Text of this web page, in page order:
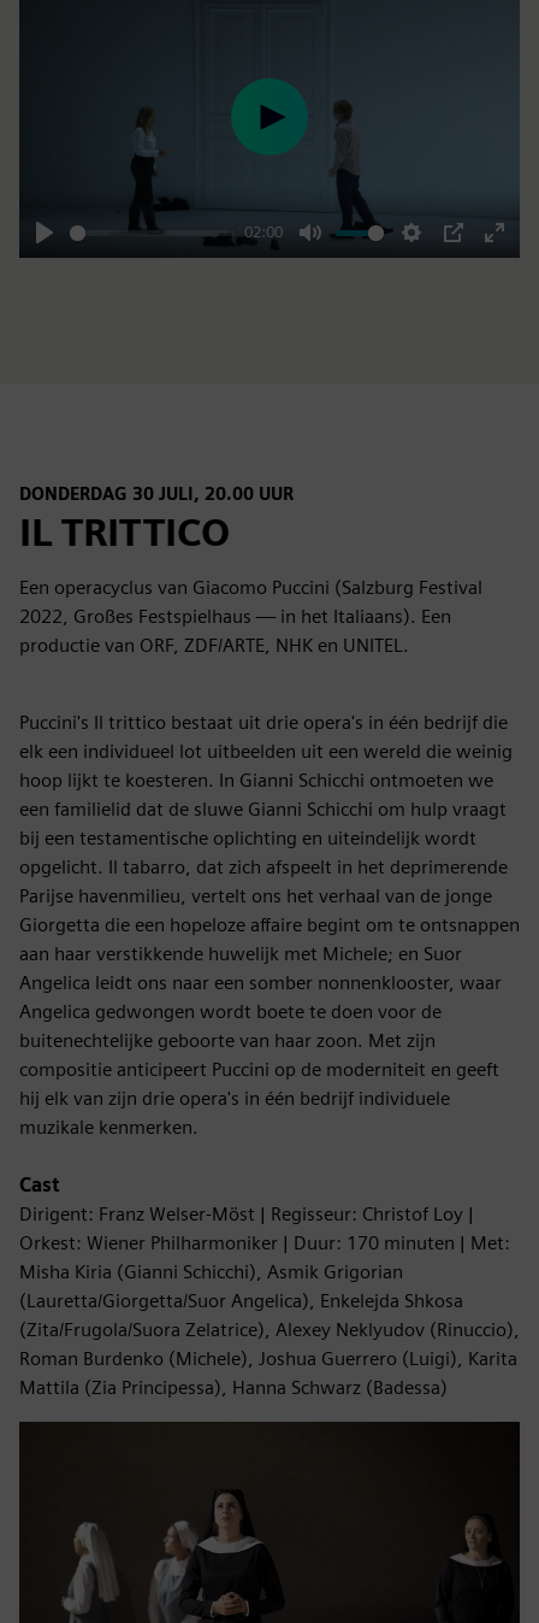
Play
02:00
Mute Settings
PIP
Enter
Play
DONDERDAG 30 JULI, 20.00 UUR
IL TRITTICO
Een operacyclus van Giacomo Puccini (Salzburg Festival
2022, Großes Festspielhaus — in het Italiaans). Een
productie van ORF, ZDF/ARTE, NHK en UNITEL.
Puccini's Il trittico bestaat uit drie opera's in één bedrijf die
elk een individueel lot uitbeelden uit een wereld die weinig
hoop lijkt te koesteren. In Gianni Schicchi ontmoeten we
een familielid dat de sluwe Gianni Schicchi om hulp vraagt
bij een testamentische oplichting en uiteindelijk wordt
opgelicht. Il tabarro, dat zich afspeelt in het deprimerende
Parijse havenmilieu, vertelt ons het verhaal van de jonge
Giorgetta die een hopeloze affaire begint om te ontsnappen
aan haar verstikkende huwelijk met Michele; en Suor
Angelica leidt ons naar een somber nonnenklooster, waar
Angelica gedwongen wordt boete te doen voor de
buitenechtelijke geboorte van haar zoon. Met zijn
compositie anticipeert Puccini op de moderniteit en geeft
hij elk van zijn drie opera's in één bedrijf individuele
muzikale kenmerken.
Cast
Dirigent: Franz Welser-Möst | Regisseur: Christof Loy |
Orkest: Wiener Philharmoniker | Duur: 170 minuten | Met:
Misha Kiria (Gianni Schicchi), Asmik Grigorian
(Lauretta/Giorgetta/Suor Angelica), Enkelejda Shkosa
(Zita/Frugola/Suora Zelatrice), Alexey Neklyudov (Rinuccio),
Roman Burdenko (Michele), Joshua Guerrero (Luigi), Karita
Mattila (Zia Principessa), Hanna Schwarz (Badessa)